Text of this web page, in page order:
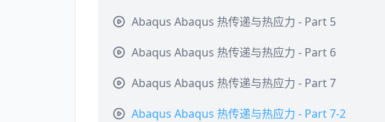
Abaqus Abaqus 热传递与热应力 - Part 5
Abaqus Abaqus 热传递与热应力 - Part 6
Abaqus Abaqus 热传递与热应力 - Part 7
Abaqus Abaqus 热传递与热应力 - Part 7-2